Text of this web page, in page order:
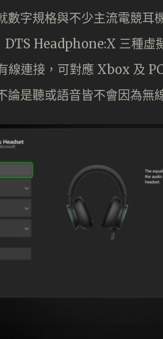
數字規格與不少主流電競
Headphone:X 三種虛
線連接，可對應 Xbox 及
論是聽或語音皆不會因為無